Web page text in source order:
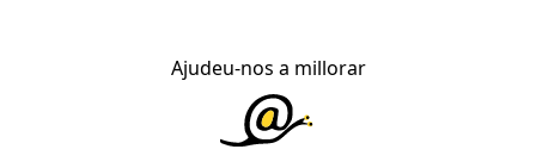
Ajudeu-nos a millorar